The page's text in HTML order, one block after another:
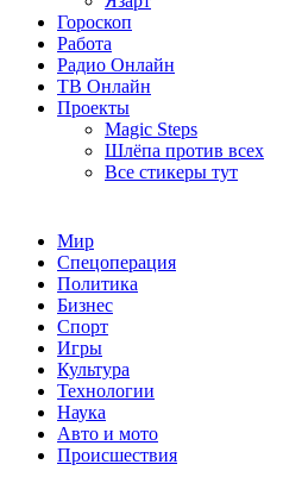
Гороскоп
Работа
Радио Онлайн
ТВ Онлайн
Проекты
Magic Steps
Шлёпа против всех
Все стикеры тут
Мир
Спецоперация
Политика
Бизнес
Спорт
Игры
Культура
Технологии
Наука
Авто и мото
Происшествия